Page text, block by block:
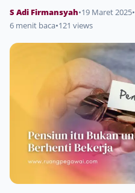
S Adi Firmansyah•19 Maret 2025•
6 menit baca•121 views